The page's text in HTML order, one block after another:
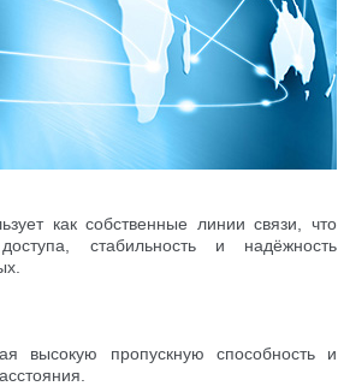
как собственные линии связи, что
стабильность и надёжность
высокую пропускную способность и